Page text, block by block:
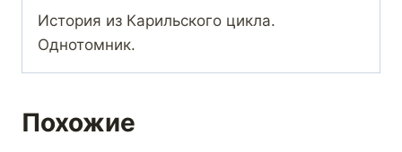
История из Карильского цикла.
Однотомник.
Похожие